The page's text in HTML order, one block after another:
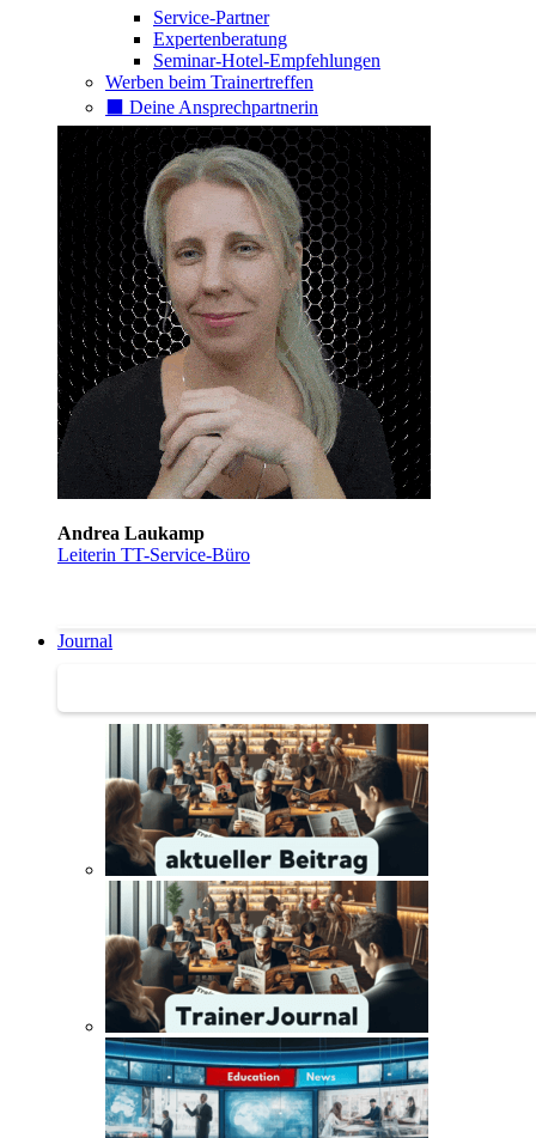
Service-Partner
Expertenberatung
Seminar-Hotel-Empfehlungen
Werben beim Trainertreffen
⬛️ Deine Ansprechpartnerin
Andrea Laukamp
Leiterin TT-Service-Büro
Journal